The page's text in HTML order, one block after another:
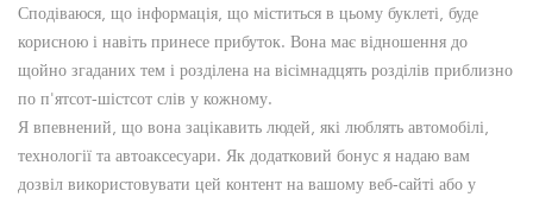
Сподіваюся, що інформація, що міститься в цьому буклеті, буде
корисною і навіть принесе прибуток. Вона має відношення до
щойно згаданих тем і розділена на вісімнадцять розділів приблизно
по п'ятсот-шістсот слів у кожному.
Я впевнений, що вона зацікавить людей, які люблять автомобілі,
технології та автоаксесуари. Як додатковий бонус я надаю вам
дозвіл використовувати цей контент на вашому веб-сайті або у